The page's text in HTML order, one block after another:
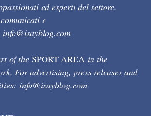
ed esperti del settore.
e
info@isayblog.com
of the SPORT AREA in the
For advertising, press releases and
info@isayblog.com